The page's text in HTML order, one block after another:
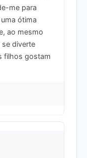
me para
ótima
ao mesmo
se diverte
filhos gostam